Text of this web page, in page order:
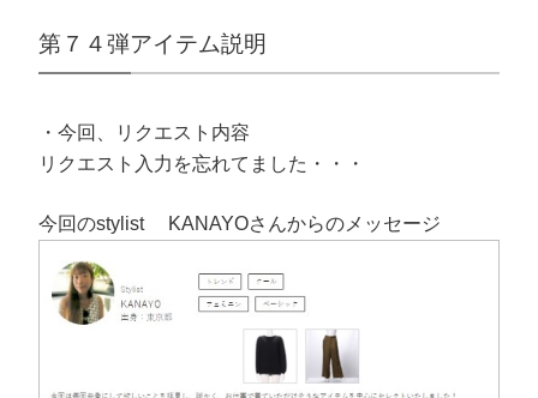
第７４弾アイテム説明
・今回、リクエスト内容
リクエスト入力を忘れてました・・・
今回のstylist KANAYOさんからのメッセージ